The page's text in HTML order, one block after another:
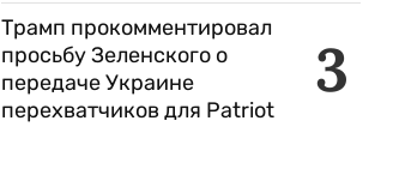
3
Трамп прокомментировал
просьбу Зеленского о
передаче Украине
перехватчиков для Patriot